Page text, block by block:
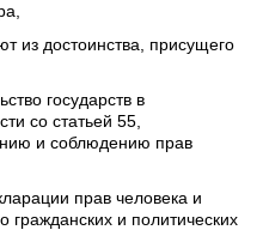
из достоинства, присущего
государств в
со статьей 55,
и соблюдению прав
прав человека и
гражданских и политических